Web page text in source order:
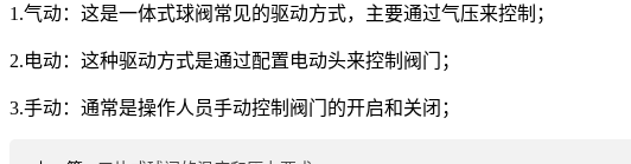
1.气动：这是一体式球阀常见的驱动方式，主要通过气压来控制；
2.电动：这种驱动方式是通过配置电动头来控制阀门；
3.手动：通常是操作人员手动控制阀门的开启和关闭；